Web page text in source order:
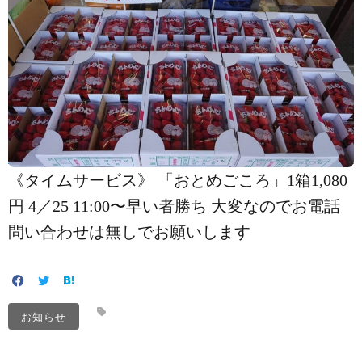
《タイムサービス》 「おとめごころ」1箱1,080
円 4／25 11:00〜早い者勝ち️ 大変なのでお電話
問い合わせは無しでお願いします
お知らせ